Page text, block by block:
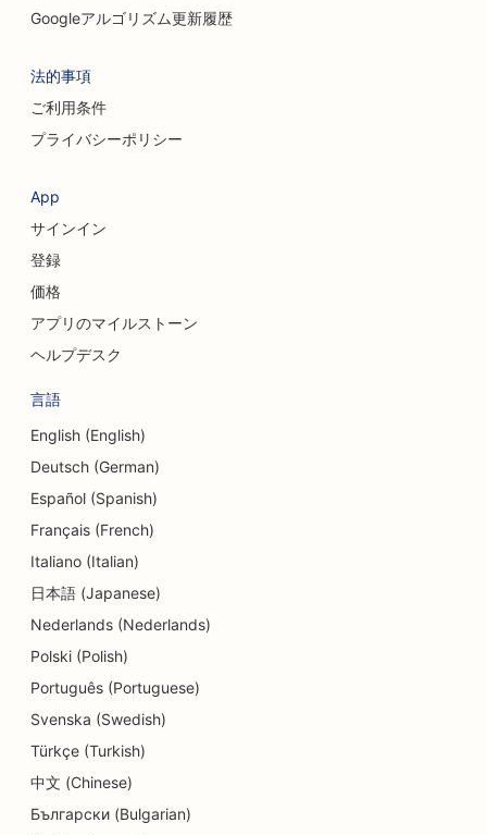
頭蓋顔面外科医のためのSEO対策
コーヒーショップのSEO
美容外科のためのSEO
皮膚剥離サービスのSEO
保育園向けSEO対策
カーディーラーのためのSEO
歯科医院のためのSEO
ディテールショップのためのSEO
カップケーキ店のためのSEO
教育・保育サービスのSEO
ドーナツ店のためのSEO
電気工事業者のためのSEO
Googleアルゴリズム更新履歴
法的事項
ご利用条件
プライバシーポリシー
App
サインイン
登録
価格
アプリのマイルストーン
ヘルプデスク
言語
English (English)
Deutsch (German)
Español (Spanish)
Français (French)
Italiano (Italian)
日本語 (Japanese)
Nederlands (Nederlands)
Polski (Polish)
Português (Portuguese)
Svenska (Swedish)
Türkçe (Turkish)
中文 (Chinese)
Български (Bulgarian)